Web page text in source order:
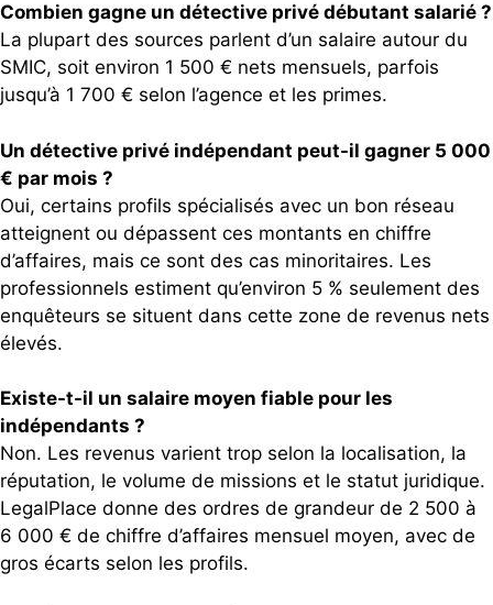
Combien gagne un détective privé débutant salarié ?
La plupart des sources parlent d’un salaire autour du
SMIC, soit environ 1 500 € nets mensuels, parfois
jusqu’à 1 700 € selon l’agence et les primes.
Un détective privé indépendant peut-il gagner 5 000
€ par mois ?
Oui, certains profils spécialisés avec un bon réseau
atteignent ou dépassent ces montants en chiffre
d’affaires, mais ce sont des cas minoritaires. Les
professionnels estiment qu’environ 5 % seulement des
enquêteurs se situent dans cette zone de revenus nets
élevés.
Existe-t-il un salaire moyen fiable pour les
indépendants ?
Non. Les revenus varient trop selon la localisation, la
réputation, le volume de missions et le statut juridique.
LegalPlace donne des ordres de grandeur de 2 500 à
6 000 € de chiffre d’affaires mensuel moyen, avec de
gros écarts selon les profils.